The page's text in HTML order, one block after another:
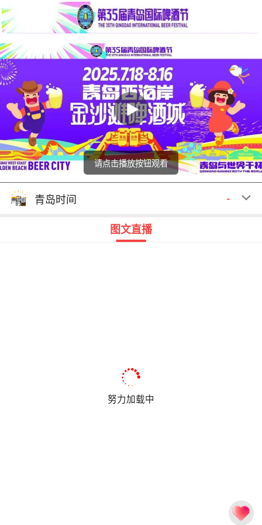
请点击播放按钮观看
回顾 00:00
青岛时间 -
图文直播
努力加载中